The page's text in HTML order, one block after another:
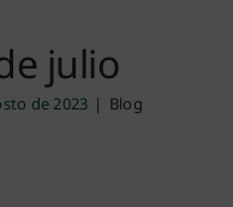
julio
de 2023 | Blog